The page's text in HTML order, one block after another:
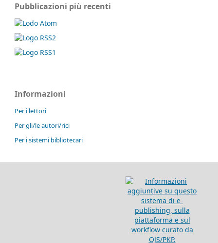
Pubblicazioni più recenti
Informazioni
Per i lettori
Per gli/le autori/rici
Per i sistemi bibliotecari